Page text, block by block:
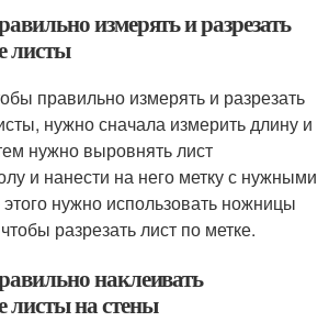
измерять и разрезать
листы
правильно измерять и разрезать
нужно сначала измерить длину и
нужно выровнять лист
и нанести на него метку с нужными
нужно использовать ножницы
разрезать лист по метке.
наклеивать
листы на стены